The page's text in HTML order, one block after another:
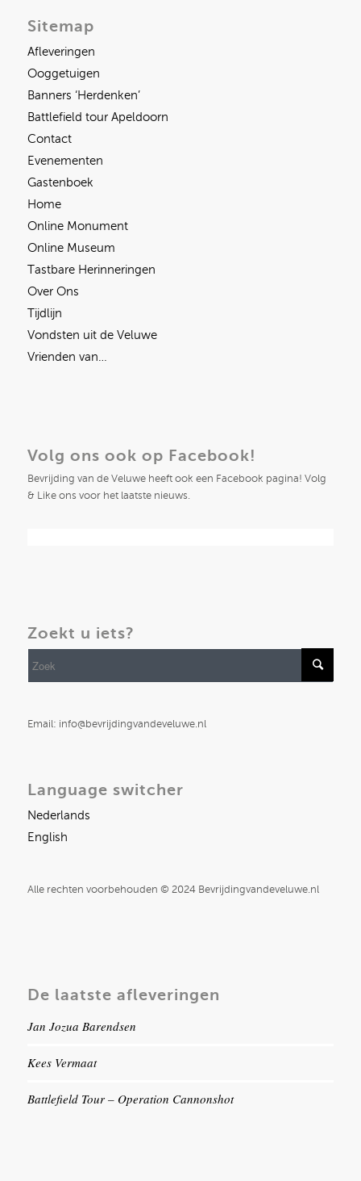
Sitemap
Afleveringen
Ooggetuigen
Banners ‘Herdenken’
Battlefield tour Apeldoorn
Contact
Evenementen
Gastenboek
Home
Online Monument
Online Museum
Tastbare Herinneringen
Over Ons
Tijdlijn
Vondsten uit de Veluwe
Vrienden van…
Volg ons ook op Facebook!
Bevrijding van de Veluwe heeft ook een Facebook pagina! Volg
& Like ons voor het laatste nieuws.
Zoekt u iets?
Email: info@bevrijdingvandeveluwe.nl
Language switcher
Nederlands
English
Alle rechten voorbehouden © 2024 Bevrijdingvandeveluwe.nl
De laatste afleveringen
Jan Jozua Barendsen
Kees Vermaat
Battlefield Tour – Operation Cannonshot